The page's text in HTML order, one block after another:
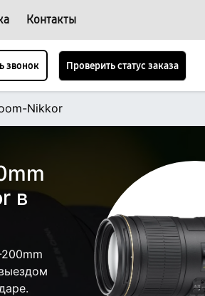
Контакты
звонок Проверить статус заказа
Nikkor
в